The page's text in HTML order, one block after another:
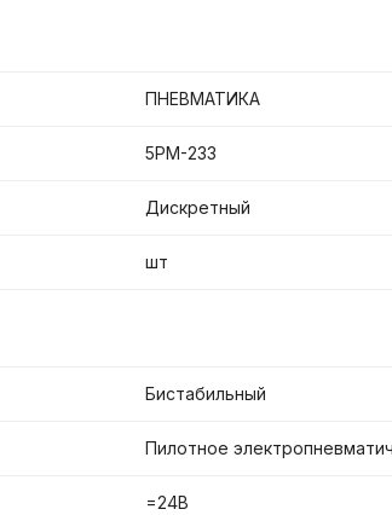
ПНЕВМАТИКА
5РМ-233
Дискретный
шт
Бистабильный
Пилотное
=24В